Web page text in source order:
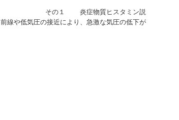
その１ 炎症物質ヒスタミン説
前線や低気圧の接近により、急激な気圧の低下が